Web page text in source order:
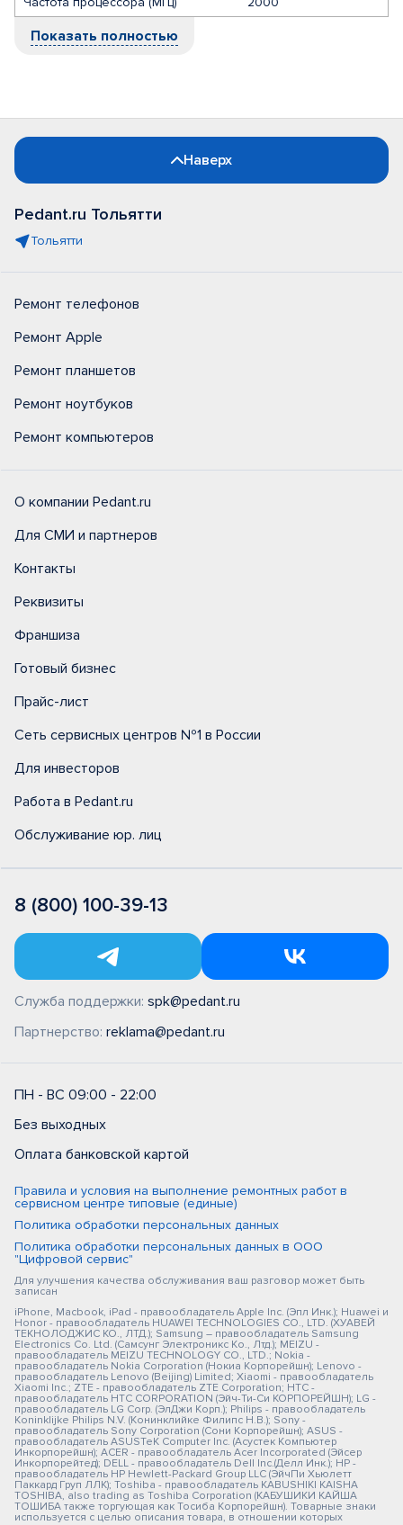
Показать полностью
Наверх
Pedant.ru Тольятти
Тольятти
Ремонт телефонов
Ремонт Apple
Ремонт планшетов
Ремонт ноутбуков
Ремонт компьютеров
О компании Pedant.ru
Для СМИ и партнеров
Контакты
Реквизиты
Франшиза
Готовый бизнес
Прайс-лист
Сеть сервисных центров №1 в России
Для инвесторов
Работа в Pedant.ru
Обслуживание юр. лиц
8 (800) 100-39-13
Служба поддержки: spk@pedant.ru
Партнерство: reklama@pedant.ru
ПН - ВС 09:00 - 22:00
Без выходных
Оплата банковской картой
Правила и условия на выполнение ремонтных работ в
сервисном центре типовые (единые)
Политика обработки персональных данных
Политика обработки персональных данных в ООО
"Цифровой сервис"
Для улучшения качества обслуживания ваш разговор может быть
записан
iPhone, Macbook, iPad - правообладатель Apple Inc. (Эпл Инк.); Huawei и
Honor - правообладатель HUAWEI TECHNOLOGIES CO., LTD. (ХУАВЕЙ
ТЕКНОЛОДЖИС КО., ЛТД.); Samsung – правообладатель Samsung
Electronics Co. Ltd. (Самсунг Электроникс Ко., Лтд.); MEIZU -
правообладатель MEIZU TECHNOLOGY CO., LTD.; Nokia -
правообладатель Nokia Corporation (Нокиа Корпорейшн); Lenovo -
правообладатель Lenovo (Beijing) Limited; Xiaomi - правообладатель
Xiaomi Inc.; ZTE - правообладатель ZTE Corporation; HTC -
правообладатель HTC CORPORATION (Эйч-Ти-Си КОРПОРЕЙШН); LG -
правообладатель LG Corp. (ЭлДжи Корп.); Philips - правообладатель
Koninklijke Philips N.V. (Конинклийке Филипс Н.В.); Sony -
правообладатель Sony Corporation (Сони Корпорейшн); ASUS -
правообладатель ASUSTeK Computer Inc. (Асустек Компьютер
Инкорпорейшн); ACER - правообладатель Acer Incorporated (Эйсер
Инкорпорейтед); DELL - правообладатель Dell Inc.(Делл Инк.); HP -
правообладатель HP Hewlett-Packard Group LLC (ЭйчПи Хьюлетт
Паккард Груп ЛЛК); Toshiba - правообладатель KABUSHIKI KAISHA
TOSHIBA, also trading as Toshiba Corporation (КАБУШИКИ КАЙША
ТОШИБА также торгующая как Тосиба Корпорейшн). Товарные знаки
используется с целью описания товара, в отношении которых